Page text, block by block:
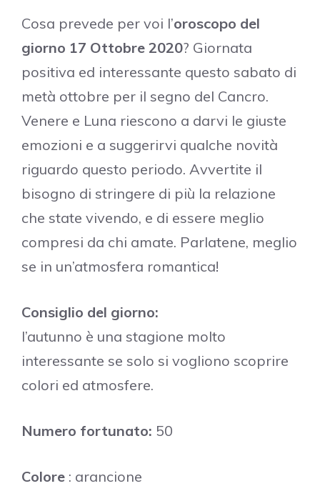
Cosa prevede per voi l’oroscopo del
giorno 17 Ottobre 2020? Giornata
positiva ed interessante questo sabato di
metà ottobre per il segno del Cancro.
Venere e Luna riescono a darvi le giuste
emozioni e a suggerirvi qualche novità
riguardo questo periodo. Avvertite il
bisogno di stringere di più la relazione
che state vivendo, e di essere meglio
compresi da chi amate. Parlatene, meglio
se in un’atmosfera romantica!
Consiglio del giorno:
l’autunno è una stagione molto
interessante se solo si vogliono scoprire
colori ed atmosfere.
Numero fortunato: 50
Colore : arancione